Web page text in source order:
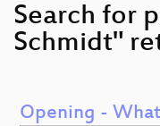
Search for
Schmidt"
Opening -